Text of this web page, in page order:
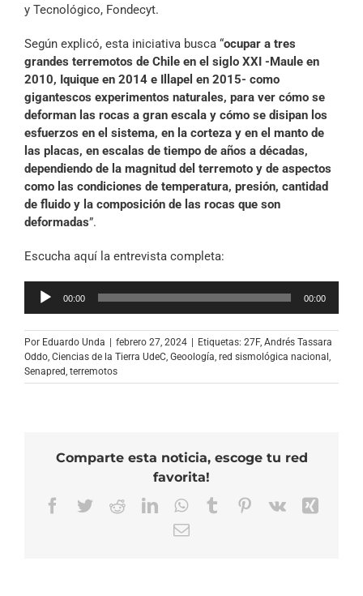
y Tecnológico, Fondecyt.
Según explicó, esta iniciativa busca “ocupar a tres
grandes terremotos de Chile en el siglo XXI -Maule en
2010, Iquique en 2014 e Illapel en 2015- como
gigantescos experimentos naturales, para ver cómo se
deforman las rocas a gran escala y cómo se disipan los
esfuerzos en el sistema, en la corteza y en el manto de
las placas, en escalas de tiempo de años a décadas,
dependiendo de la magnitud del terremoto y de aspectos
como las condiciones de temperatura, presión, cantidad
de fluido y la composición de las rocas que son
deformadas”.
Escucha aquí la entrevista completa:
Reproductor
00:00 00:00
Por Eduardo Unda | febrero 27, 2024 | Etiquetas: 27F, Andrés Tassara
Oddo Ciencias de la Tierra UdeC Geoología red sismológica nacional
Senapred terremotos
Comparte esta noticia, escoge tu red
favorita!
Facebook
TwitterRedditLinkedInWhatsApp
TumblrPinterest
Vk
Xing
Correo